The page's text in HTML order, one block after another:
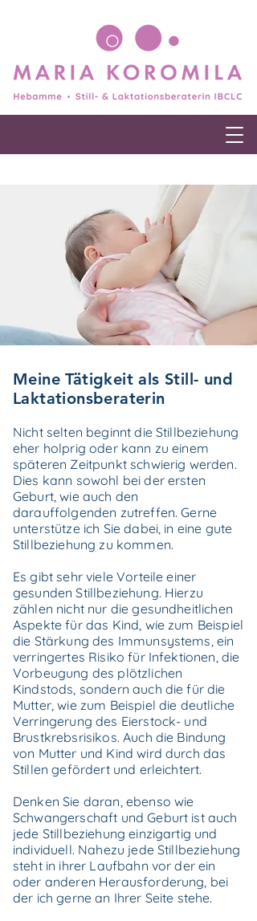
Meine Tätigkeit als Still- und
Laktationsberaterin
Nicht selten beginnt die Stillbeziehung
eher holprig oder kann zu einem
späteren Zeitpunkt schwierig werden.
Dies kann sowohl bei der ersten
Geburt, wie auch den
darauffolgenden zutreffen. Gerne
unterstütze ich Sie dabei, in eine gute
Stillbeziehung zu kommen.
Es gibt sehr viele Vorteile einer
gesunden Stillbeziehung. Hierzu
zählen nicht nur die gesundheitlichen
Aspekte für das Kind, wie zum Beispiel
die Stärkung des Immunsystems, ein
verringertes Risiko für Infektionen, die
Vorbeugung des plötzlichen
Kindstods, sondern auch die für die
Mutter, wie zum Beispiel die deutliche
Verringerung des Eierstock- und
Brustkrebsrisikos. Auch die Bindung
von Mutter und Kind wird durch das
Stillen gefördert und erleichtert.
Denken Sie daran, ebenso wie
Schwangerschaft und Geburt ist auch
jede Stillbeziehung einzigartig und
individuell. Nahezu jede Stillbeziehung
steht in ihrer Laufbahn vor der ein
oder anderen Herausforderung, bei
der ich gerne an Ihrer Seite stehe.